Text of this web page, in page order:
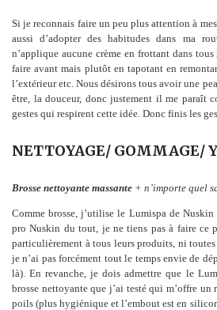
Si je reconnais faire un peu plus attention à
aussi d’adopter des habitudes dans ma
n’applique aucune crème en frottant dans
faire avant mais plutôt en tapotant en
l’extérieur etc. Nous désirons tous avoir une
être, la douceur, donc justement il me paraît
gestes qui respirent cette idée. Donc finis les
NETTOYAGE/ GOMMAGE/
Brosse nettoyante massante + n’importe quel
Comme brosse, j’utilise le Lumispa de
pro Nuskin du tout, je ne tiens pas à faire ce
particulièrement à tous leurs produits, ni
je n’ai pas forcément tout le temps envie de
là). En revanche, je dois admettre que le
brosse nettoyante que j’ai testé qui m’offre un
poils (plus hygiénique et l’embout est en